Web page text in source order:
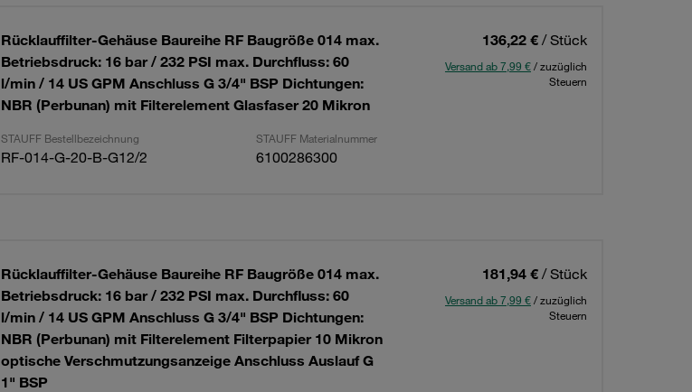
Rücklauffilter-Gehäuse Baureihe RF Baugröße 014 max.
Betriebsdruck: 16 bar / 232 PSI max. Durchfluss: 60
l/min / 14 US GPM Anschluss G 3/4" BSP Dichtungen:
NBR (Perbunan) mit Filterelement Glasfaser 20 Mikron
136,22 € / Stück
Versand ab 7,99 €/ zuzüglich
Steuern
STAUFF Bestellbezeichnung STAUFF Materialnummer
RF-014-G-20-B-G12/2 6100286300
Rücklauffilter-Gehäuse Baureihe RF Baugröße 014 max.
Betriebsdruck: 16 bar / 232 PSI max. Durchfluss: 60
l/min / 14 US GPM Anschluss G 3/4" BSP Dichtungen:
NBR (Perbunan) mit Filterelement Filterpapier 10 Mikron
optische Verschmutzungsanzeige Anschluss Auslauf G
1" BSP
181,94 € / Stück
Versand ab 7,99 €/ zuzüglich
Steuern